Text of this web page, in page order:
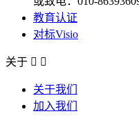
教育认证
对标Visio
关于  
关于我们
加入我们